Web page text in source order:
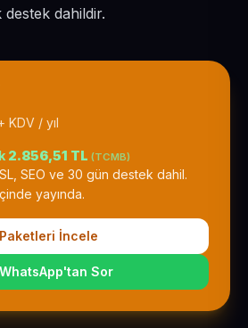
dahildir.
KDV / yıl
2.856,51 TL (TCMB)
SEO ve 30 gün destek dahil.
yayında.
Paketleri İncele
WhatsApp'tan Sor